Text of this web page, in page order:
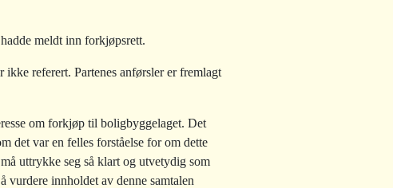
meldt inn forkjøpsrett.
referert. Partenes anførsler er fremlagt
om forkjøp til boligbyggelaget. Det
det var en felles forståelse for om dette
uttrykke seg så klart og utvetydig som
vurdere innholdet av denne samtalen